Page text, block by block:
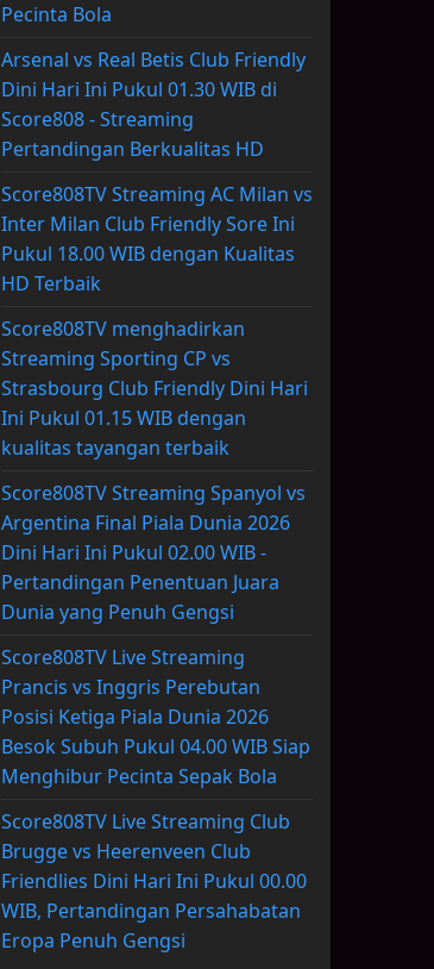
Pecinta Bola
Arsenal vs Real Betis Club Friendly
Dini Hari Ini Pukul 01.30 WIB di
Score808 - Streaming
Pertandingan Berkualitas HD
Score808TV Streaming AC Milan vs
Inter Milan Club Friendly Sore Ini
Pukul 18.00 WIB dengan Kualitas
HD Terbaik
Score808TV menghadirkan
Streaming Sporting CP vs
Strasbourg Club Friendly Dini Hari
Ini Pukul 01.15 WIB dengan
kualitas tayangan terbaik
Score808TV Streaming Spanyol vs
Argentina Final Piala Dunia 2026
Dini Hari Ini Pukul 02.00 WIB -
Pertandingan Penentuan Juara
Dunia yang Penuh Gengsi
Score808TV Live Streaming
Prancis vs Inggris Perebutan
Posisi Ketiga Piala Dunia 2026
Besok Subuh Pukul 04.00 WIB Siap
Menghibur Pecinta Sepak Bola
Score808TV Live Streaming Club
Brugge vs Heerenveen Club
Friendlies Dini Hari Ini Pukul 00.00
WIB, Pertandingan Persahabatan
Eropa Penuh Gengsi